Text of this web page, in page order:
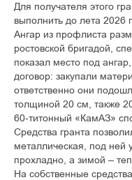
Для получателя этого
выполнить до лета 2026
Ангар из профлиста
ростовской бригадой,
показал место под
договор: закупали
ответственно они
толщиной 20 см, также
60-титонный «КамАЗ»
Средства гранта
металлическая, под ней
прохладно, а зимой –
На собственные